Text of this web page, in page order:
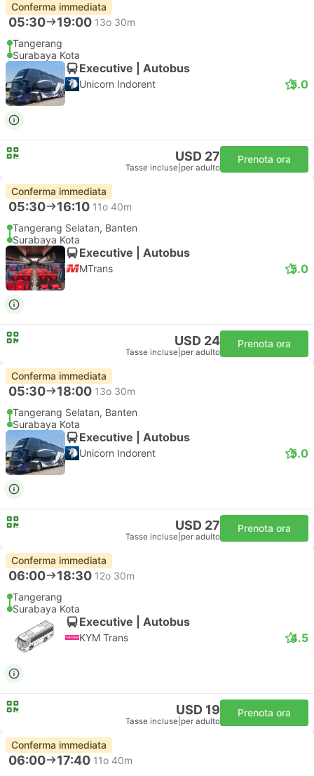
Conferma immediata
05:30 19:00 13o 30m
Tangerang
Surabaya Kota
Executive | Autobus
Unicorn Indorent 5.0
USD 27
Tasse incluse per adulto
Prenota ora
Conferma immediata
05:30 16:10 11o 40m
Tangerang Selatan, Banten
Surabaya Kota
Executive | Autobus
MTrans 5.0
USD 24
Tasse incluse per adulto
Prenota ora
Conferma immediata
05:30 18:00 13o 30m
Tangerang Selatan, Banten
Surabaya Kota
Executive | Autobus
Unicorn Indorent 5.0
USD 27
Tasse incluse per adulto
Prenota ora
Conferma immediata
06:00 18:30 12o 30m
Tangerang
Surabaya Kota
Executive | Autobus
KYM Trans 4.5
USD 19
Tasse incluse per adulto
Prenota ora
Conferma immediata
06:00 17:40 11o 40m